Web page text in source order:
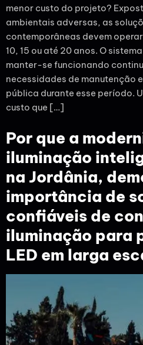
menor custo do projeto?
ambientais adversas, as
contemporâneas devem
10, 15 ou até 20 anos. O
manter-se funcionando
necessidades de manutenção
pública durante esse período.
custo que […]
Por que a
iluminação
na Jordânia,
importância de
confiáveis de
iluminação para
LED em larga